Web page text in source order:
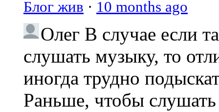
Блог жив · 10 months ago
Олег В случае если
слушать музыку, то
иногда трудно
Раньше, чтобы слушать